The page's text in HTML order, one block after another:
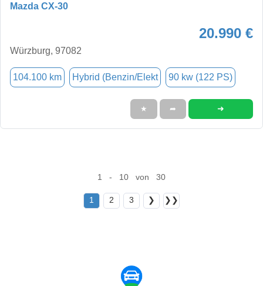
Mazda CX-30
20.990 €
Würzburg, 97082
104.100 km Hybrid (Benzin/Elekt 90 kw (122 PS)
★ ➦ ➜
1 - 10 von 30
1 2 3 ❯ ❯❯